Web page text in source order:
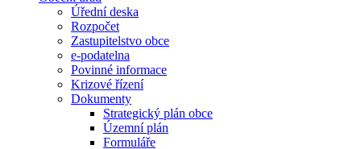
Úřední deska
Rozpočet
Zastupitelstvo obce
e-podatelna
Povinné informace
Krizové řízení
Dokumenty
Strategický plán obce
Územní plán
Formuláře